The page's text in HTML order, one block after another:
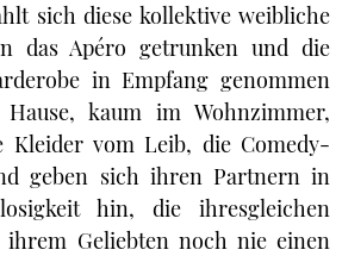
sich diese kollektive weibliche
das Apéro getrunken und die
in Empfang genommen
kaum im Wohnzimmer,
Kleider vom Leib, die Comedy-
geben sich ihren Partnern in
hin, die ihresgleichen
ihrem Geliebten noch nie einen